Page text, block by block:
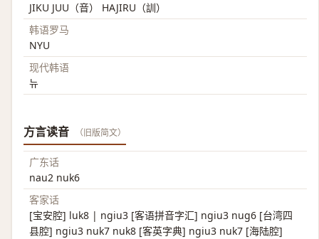
JIKU JUU（音） HAJIRU（訓）
韩语罗马
NYU
现代韩语
뉴
方言读音 （旧版简文）
广东话
nau2 nuk6
客家话
[宝安腔] luk8 | ngiu3 [客语拼音字汇] ngiu3 nug6 [台湾四
县腔] ngiu3 nuk7 nuk8 [客英字典] ngiu3 nuk7 [海陆腔]